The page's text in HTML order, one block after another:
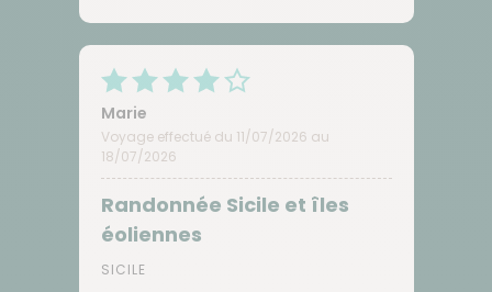
Marie
Voyage effectué du 11/07/2026 au
18/07/2026
Randonnée Sicile et îles
éoliennes
SICILE